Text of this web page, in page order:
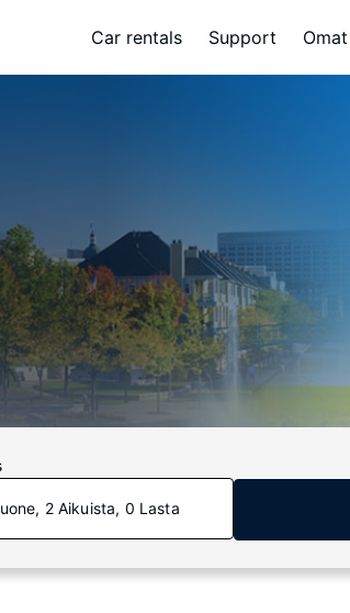
Car rentals Support
2 Aikuista, 0 Lasta